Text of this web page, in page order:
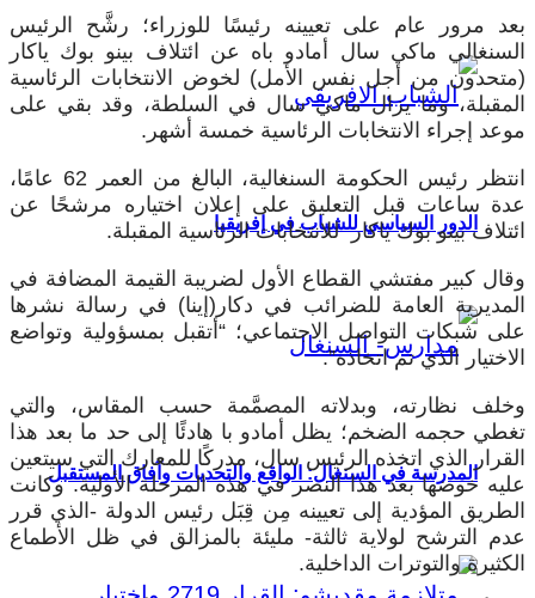
الدور السياسي للشباب في إفريقيا
المدرسة في السنغال: الواقع والتحديات وآفاق المستقبل
بعد مرور عام على تعيينه رئيسًا للوزراء؛ رشَّح الرئيس
السنغالي ماكي سال أمادو باه عن ائتلاف بينو بوك ياكار
(متحدون من أجل نفس الأمل) لخوض الانتخابات الرئاسية
المقبلة، وما يزال ماكي سال في السلطة، وقد بقي على
موعد إجراء الانتخابات الرئاسية خمسة أشهر.
انتظر رئيس الحكومة السنغالية، البالغ من العمر 62 عامًا،
عدة ساعات قبل التعليق على إعلان اختياره مرشحًا عن
ائتلاف بينو بوك ياكار للانتخابات الرئاسية المقبلة.
وقال كبير مفتشي القطاع الأول لضريبة القيمة المضافة في
المديرية العامة للضرائب في دكار(إينا) في رسالة نشرها
على شبكات التواصل الاجتماعي؛ “أتقبل بمسؤولية وتواضع
الاختيار الذي تم اتخاذه”.
وخلف نظارته، وبدلاته المصمَّمة حسب المقاس، والتي
تغطي حجمه الضخم؛ يظل أمادو با هادئًا إلى حد ما بعد هذا
القرار الذي اتخذه الرئيس سال، مدركًا للمعارك التي سيتعين
عليه خوضها بعد هذا النصر في هذه المرحلة الأولية. وكانت
الطريق المؤدية إلى تعيينه مِن قِبَل رئيس الدولة -الذي قرر
عدم الترشح لولاية ثالثة- مليئة بالمزالق في ظل الأطماع
الكثيرة والتوترات الداخلية.